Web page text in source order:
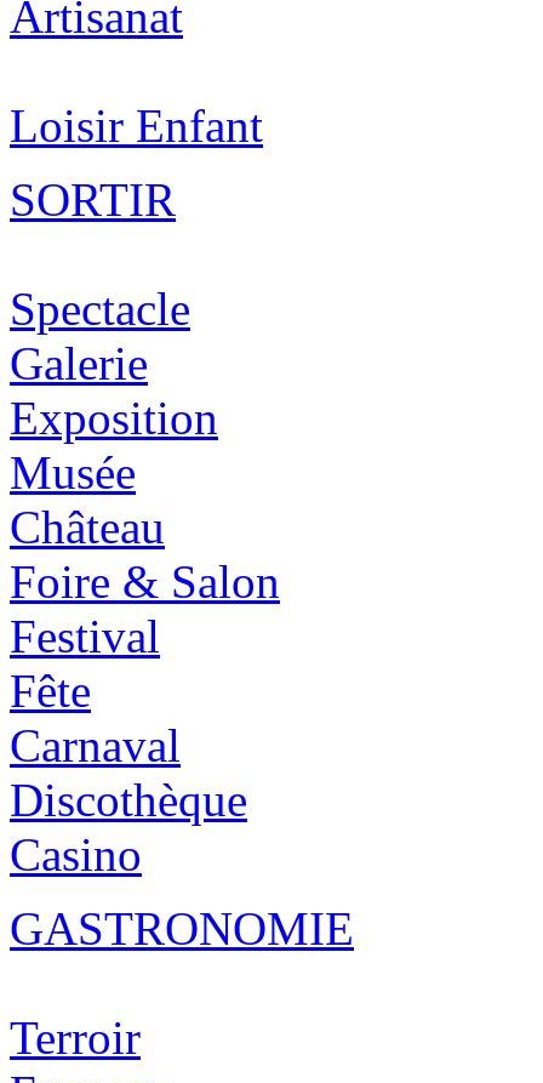
Artisanat
Loisir Enfant
SORTIR
Spectacle
Galerie
Exposition
Musée
Château
Foire & Salon
Festival
Fête
Carnaval
Discothèque
Casino
GASTRONOMIE
Terroir